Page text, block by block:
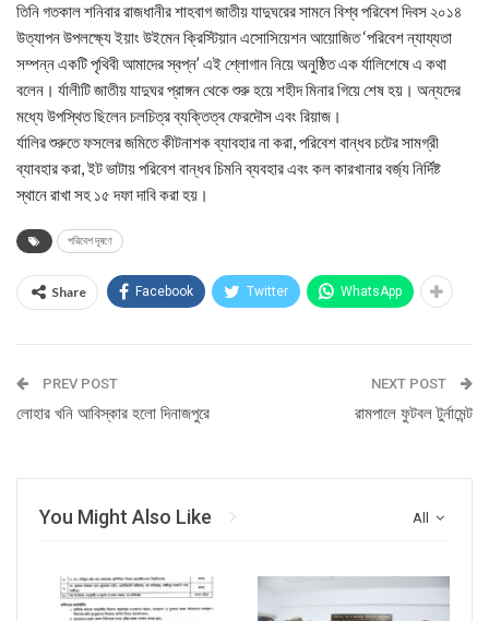
তিনি গতকাল শনিবার রাজধানীর শাহবাগ জাতীয় যাদুঘরের সামনে বিশ্ব পরিবেশ দিবস ২০১৪
উত্যাপন উপলক্ষ্যে ইয়াং উইমেন ক্রিস্টিয়ান এসোসিয়েশন আয়োজিত ‘পরিবেশ ন্যায্যতা
সম্পন্ন একটি পৃথিবী আমাদের স্বপ্ন’ এই শ্লোগান নিয়ে অনুষ্ঠিত এক র্যালিশেষে এ কথা
বলেন। র্যালীটি জাতীয় যাদুঘর প্রাঙ্গন থেকে শুরু হয়ে শহীদ মিনার গিয়ে শেষ হয়। অন্যদের
মধ্যে উপস্থিত ছিলেন চলচিত্র ব্যক্তিত্ব ফেরদৌস এবং রিয়াজ।
র্যালির শুরুতে ফসলের জমিতে কীটনাশক ব্যাবহার না করা, পরিবেশ বান্ধব চটের সামগ্রী
ব্যাবহার করা, ইট ভাটায় পরিবেশ বান্ধব চিমনি ব্যবহার এবং কল কারখানার বর্জ্য নির্দিষ্ট
স্থানে রাখা সহ ১৫ দফা দাবি করা হয়।
পরিবেশ দূষণে
Share Facebook Twitter WhatsApp
PREV POST
লোহার খনি আবিস্কার হলো দিনাজপুরে
NEXT POST
রামপালে ফুটবল টুর্নামেন্ট
All
You Might Also Like